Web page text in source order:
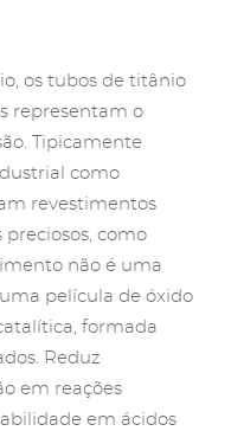
os tubos de titânio
representam o
Tipicamente
como
revestimentos
como
não é uma
película de óxido
formada
Reduz
em reações
em ácidos